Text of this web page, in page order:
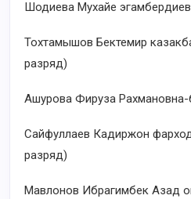
Шодиева Мухайе
Тохтамышов Бектемир
разряд)
Ашурова Фируза Рахмановна-
Сайфуллаев Кадиржон
разряд)
Мавлонов Ибрагимбек Азад